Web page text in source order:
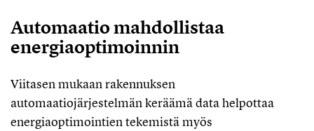
Automaatio mahdollistaa
energiaoptimoinnin
Viitasen mukaan rakennuksen
automaatiojärjestelmän keräämä data helpottaa
energiaoptimointien tekemistä myös